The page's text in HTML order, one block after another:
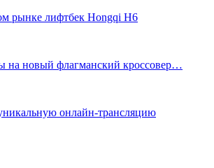
рынке лифтбек Hongqi H6
на новый флагманский кроссовер…
онлайн-трансляцию